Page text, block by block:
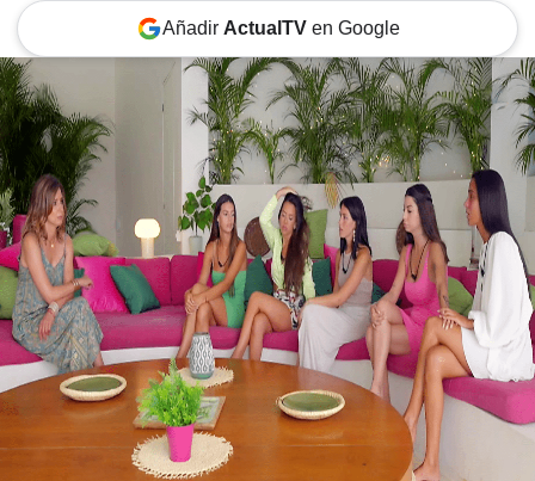
Añadir ActualTVen Google